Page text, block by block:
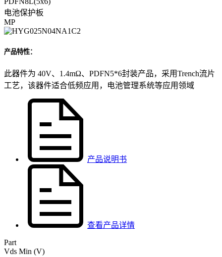
电池保护板
MP
产品特性：
此器件为 40V、1.4mΩ、PDFN5*6封装产品，采用Trench流片
工艺，该器件适合低频应用，电池管理系统等应用领域
产品说明书
查看产品详情
Part
Vds Min (V)